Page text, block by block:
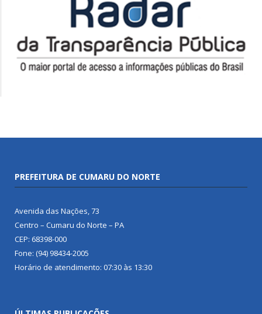
PREFEITURA DE CUMARU DO NORTE
Avenida das Nações, 73
Centro – Cumaru do Norte – PA
CEP: 68398-000
Fone: (94) 98434-2005
Horário de atendimento: 07:30 às 13:30